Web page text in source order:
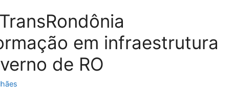
em infraestrutura
de RO